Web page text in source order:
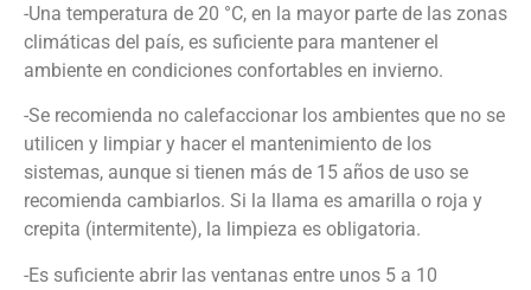
-Una temperatura de 20 °C, en la mayor parte de las zonas
climáticas del país, es suficiente para mantener el
ambiente en condiciones confortables en invierno.
-Se recomienda no calefaccionar los ambientes que no se
utilicen y limpiar y hacer el mantenimiento de los
sistemas, aunque si tienen más de 15 años de uso se
recomienda cambiarlos. Si la llama es amarilla o roja y
crepita (intermitente), la limpieza es obligatoria.
-Es suficiente abrir las ventanas entre unos 5 a 10